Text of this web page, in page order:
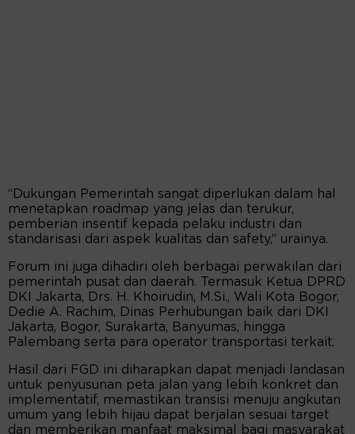
“Dukungan Pemerintah sangat diperlukan dalam hal
menetapkan roadmap yang jelas dan terukur,
pemberian insentif kepada pelaku industri dan
standarisasi dari aspek kualitas dan safety,” urainya.
Forum ini juga dihadiri oleh berbagai perwakilan dari
pemerintah pusat dan daerah. Termasuk Ketua DPRD
DKI Jakarta, Drs. H. Khoirudin, M.Si., Wali Kota Bogor,
Dedie A. Rachim, Dinas Perhubungan baik dari DKI
Jakarta, Bogor, Surakarta, Banyumas, hingga
Palembang serta para operator transportasi terkait.
Hasil dari FGD ini diharapkan dapat menjadi landasan
untuk penyusunan peta jalan yang lebih konkret dan
implementatif, memastikan transisi menuju angkutan
umum yang lebih hijau dapat berjalan sesuai target
dan memberikan manfaat maksimal bagi masyarakat